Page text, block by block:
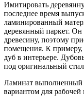
Имитировать
последнее время
ламинированный
деревянный паркет.
древесину, поэтому
помещения. К примеру,
дуб в интерьере.
под оригинальный
Ламинат выполненный
вариантом для